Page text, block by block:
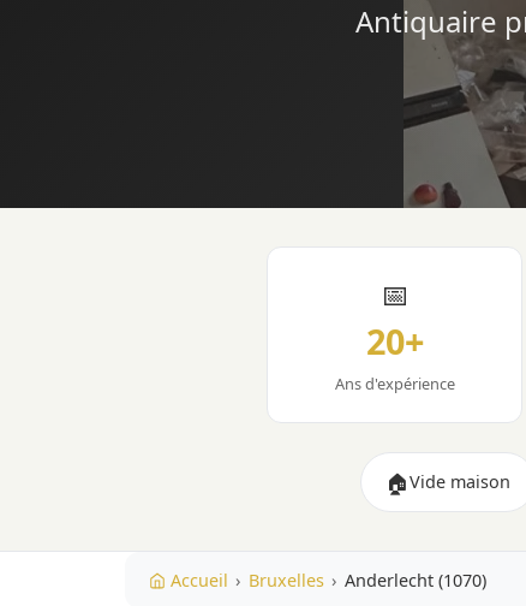
Antiquaire
📅
20+
Ans d'expérience
🏠Vide maison
Accueil › Bruxelles › Anderlecht (1070)